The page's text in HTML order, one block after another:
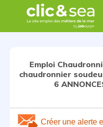
Emploi
chaudronnier
6
Créer une alerte